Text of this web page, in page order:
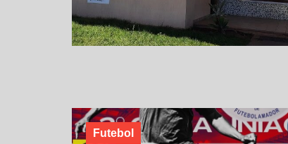
Futebol